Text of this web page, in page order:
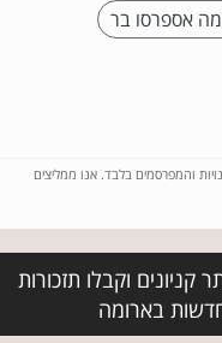
אספרסו בר
והמפרסמים בלבד. אנו ממליצים
וקבלו תזכורות
בארומה